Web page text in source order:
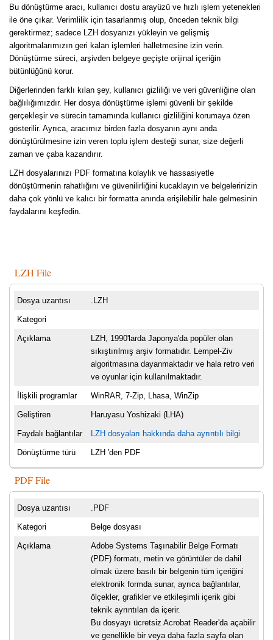
Bu dönüştürme aracı, kullanıcı dostu arayüzü ve hızlı işlem yetenekleri
ile öne çıkar. Verimlilik için tasarlanmış olup, önceden teknik bilgi
gerektirmez; sadece LZH dosyanızı yükleyin ve gelişmiş
algoritmalarımızın geri kalan işlemleri halletmesine izin verin.
Dönüştürme süreci, arşivden belgeye geçişte orijinal içeriğin
bütünlüğünü korur.
Diğerlerinden farklı kılan şey, kullanıcı gizliliği ve veri güvenliğine olan
bağlılığımızdır. Her dosya dönüştürme işlemi güvenli bir şekilde
gerçekleşir ve sürecin tamamında kullanıcı gizliliğini korumaya özen
gösterilir. Ayrıca, aracımız birden fazla dosyanın aynı anda
dönüştürülmesine izin veren toplu işlem desteği sunar, size değerli
zaman ve çaba kazandırır.
LZH dosyalarınızı PDF formatına kolaylık ve hassasiyetle
dönüştürmenin rahatlığını ve güvenilirliğini kucaklayın ve belgelerinizin
daha çok yönlü ve kalıcı bir formatta anında erişilebilir hale gelmesinin
faydalarını keşfedin.
LZH File
Dosya uzantısı .LZH
Kategori
Açıklama
LZH, 1990'larda Japonya'da popüler olan
sıkıştırılmış arşiv formatıdır. Lempel-Ziv
algoritmasına dayanmaktadır ve hala retro veri
ve oyunlar için kullanılmaktadır.
İlişkili programlar WinRAR, 7-Zip, Lhasa, WinZip
Geliştiren Haruyasu Yoshizaki (LHA)
Faydalı bağlantılar LZH dosyaları hakkında daha ayrıntılı bilgi
Dönüştürme türü LZH 'den PDF
PDF File
Dosya uzantısı .PDF
Kategori Belge dosyası
Açıklama
Adobe Systems Taşınabilir Belge Formatı
(PDF) formatı, metin ve görüntüler de dahil
olmak üzere basılı bir belgenin tüm içeriğini
elektronik formda sunar, ayrıca bağlantılar,
ölçekler, grafikler ve etkileşimli içerik gibi
teknik ayrıntıları da içerir.
Bu dosyayı ücretsiz Acrobat Reader'da açabilir
ve genellikle bir veya daha fazla sayfa olan